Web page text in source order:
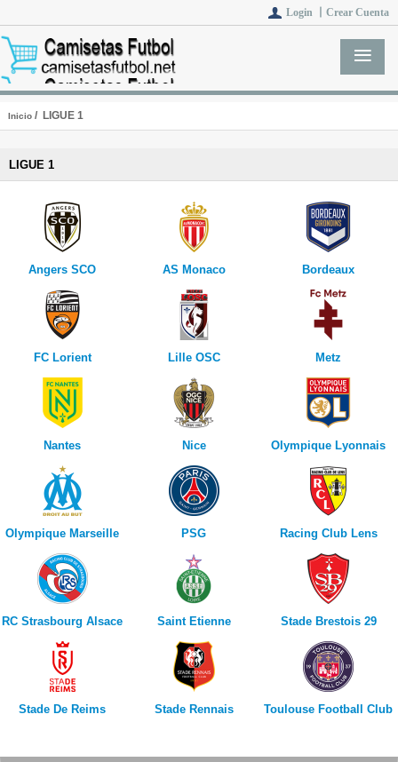
Login 丨 Crear Cuenta
Inicio/ LIGUE 1
LIGUE 1
Angers SCO AS Monaco Bordeaux
FC Lorient Lille OSC Metz
Nantes Nice Olympique Lyonnais
Olympique Marseille PSG Racing Club Lens
RC Strasbourg Alsace Saint Etienne Stade Brestois 29
Stade De Reims Stade Rennais Toulouse Football Club